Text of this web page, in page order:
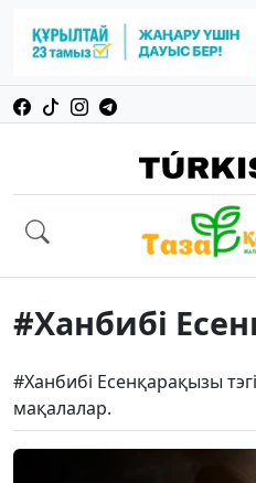
#Хан­бибі
#Хан­бибі Есенқарақызы
мақалалар.